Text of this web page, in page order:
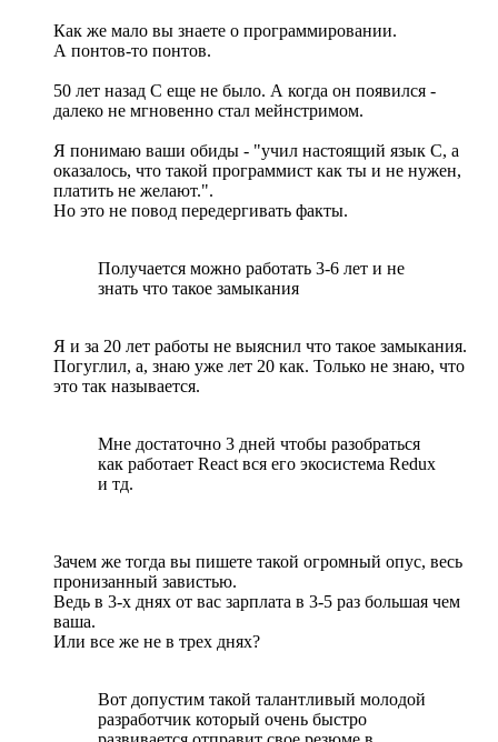
Как же мало вы знаете о программировании.
А понтов-то понтов.
50 лет назад С еще не было. А когда он появился -
далеко не мгновенно стал мейнстримом.
Я понимаю ваши обиды - "учил настоящий язык С, а
оказалось, что такой программист как ты и не нужен,
платить не желают.".
Но это не повод передергивать факты.
Получается можно работать 3-6 лет и не
знать что такое замыкания
Я и за 20 лет работы не выяснил что такое замыкания.
Погуглил, а, знаю уже лет 20 как. Только не знаю, что
это так называется.
Мне достаточно 3 дней чтобы разобраться
как работает React вся его экосистема Redux
и тд.
Зачем же тогда вы пишете такой огромный опус, весь
пронизанный завистью.
Ведь в 3-х днях от вас зарплата в 3-5 раз большая чем
ваша.
Или все же не в трех днях?
Вот допустим такой талантливый молодой
разработчик который очень быстро